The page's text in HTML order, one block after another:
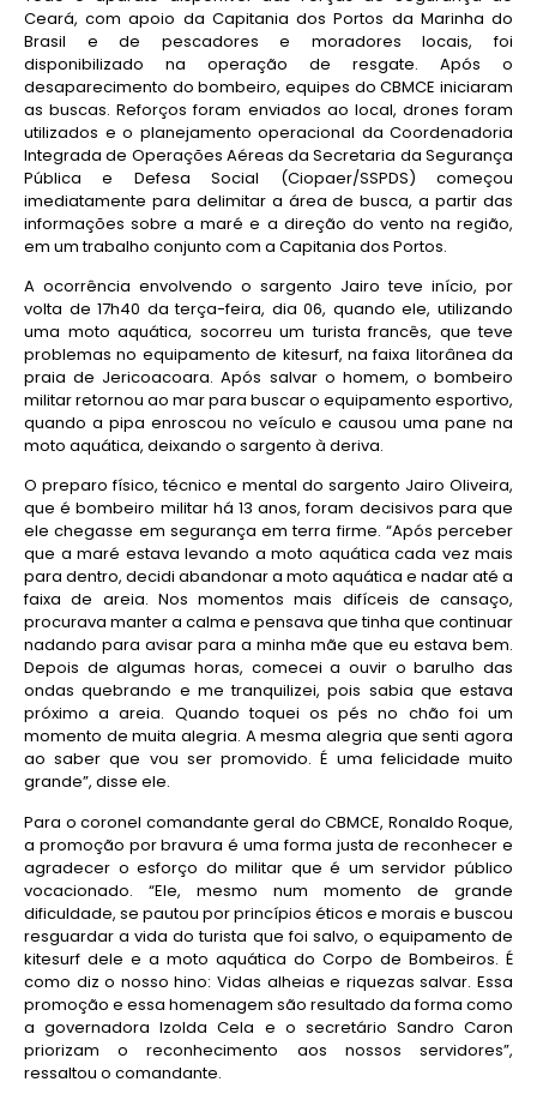
Ceará, com apoio da Capitania dos Portos da Marinha do
Brasil e de pescadores e moradores locais, foi
disponibilizado na operação de resgate. Após o
desaparecimento do bombeiro, equipes do CBMCE iniciaram
as buscas. Reforços foram enviados ao local, drones foram
utilizados e o planejamento operacional da Coordenadoria
Integrada de Operações Aéreas da Secretaria da Segurança
Pública e Defesa Social (Ciopaer/SSPDS) começou
imediatamente para delimitar a área de busca, a partir das
informações sobre a maré e a direção do vento na região,
em um trabalho conjunto com a Capitania dos Portos.
A ocorrência envolvendo o sargento Jairo teve início, por
volta de 17h40 da terça-feira, dia 06, quando ele, utilizando
uma moto aquática, socorreu um turista francês, que teve
problemas no equipamento de kitesurf, na faixa litorânea da
praia de Jericoacoara. Após salvar o homem, o bombeiro
militar retornou ao mar para buscar o equipamento esportivo,
quando a pipa enroscou no veículo e causou uma pane na
moto aquática, deixando o sargento à deriva.
O preparo físico, técnico e mental do sargento Jairo Oliveira,
que é bombeiro militar há 13 anos, foram decisivos para que
ele chegasse em segurança em terra firme. “Após perceber
que a maré estava levando a moto aquática cada vez mais
para dentro, decidi abandonar a moto aquática e nadar até a
faixa de areia. Nos momentos mais difíceis de cansaço,
procurava manter a calma e pensava que tinha que continuar
nadando para avisar para a minha mãe que eu estava bem.
Depois de algumas horas, comecei a ouvir o barulho das
ondas quebrando e me tranquilizei, pois sabia que estava
próximo a areia. Quando toquei os pés no chão foi um
momento de muita alegria. A mesma alegria que senti agora
ao saber que vou ser promovido. É uma felicidade muito
grande”, disse ele.
Para o coronel comandante geral do CBMCE, Ronaldo Roque,
a promoção por bravura é uma forma justa de reconhecer e
agradecer o esforço do militar que é um servidor público
vocacionado. “Ele, mesmo num momento de grande
dificuldade, se pautou por princípios éticos e morais e buscou
resguardar a vida do turista que foi salvo, o equipamento de
kitesurf dele e a moto aquática do Corpo de Bombeiros. É
como diz o nosso hino: Vidas alheias e riquezas salvar. Essa
promoção e essa homenagem são resultado da forma como
a governadora Izolda Cela e o secretário Sandro Caron
priorizam o reconhecimento aos nossos servidores”,
ressaltou o comandante.